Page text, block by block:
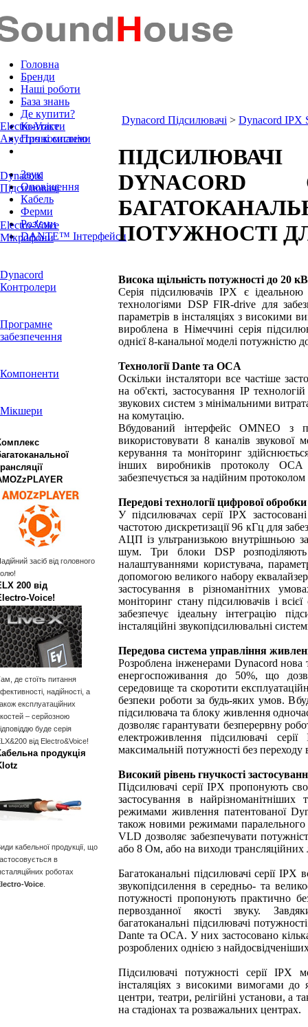
Головна
Бренди
Наші роботи
База знань
Де купити?
Контакти
Про компанію
Звук
Оповіщення
Кабель
Ферми
Роз'єми
DANTE™ Інтерфейси
Electro-Voice
Акустичні системи
Dynacord
Підсилювачі
Electro-Voice
Мікрофони
Dynacord
Контролери
Програмне
забезпечення
Компоненти
Мікшери
засіб від головного
200 від
де стоїть питання
надійності, а
експлуатаційних
– серйозною
буде серія
від Electro&Voice!
продукція
кабельної продукції, що
в
роботах
Voice
Dynacord Підсилювачі > Dynacord IPX
ПОТУЖНОСТІ
Висока щільність потужності до 20
Серія підсилювачів IPX є ідеальною
технологіями DSP FIR-drive для
параметрів в інсталяціях з високими
вироблена в Німеччині серія
однієї 8-канальної моделі потужністю
Технології Dante та OCA
Оскільки інсталятори все частіше
на об'єкті, застосування IP
звукових систем з мінімальними
на комутацію.
Вбудований інтерфейс OMNEO з
використовувати 8 каналів звукової
керування та моніторинг
інших виробників протоколу OCA
забезпечується за надійним
Передові технології цифрової
У підсилювачах серії IPX
частотою дискретизації 96 кГц для
АЦП із ультранизькою внутрішньою
шум. Три блоки DSP розподіляють
налаштуваннями користувача,
допомогою великого набору
застосування в різноманітних
моніторинг стану підсилювачів і
забезпечує ідеальну інтеграцію
інсталяційні звукопідсилювальні
Передова система управління
Розроблена інженерами Dynacord нова
енергоспоживання до 50%, що
середовище та скоротити
безпеки роботи за будь-яких умов.
підсилювача та блоку живлення
дозволяє гарантувати безперервну
електроживлення підсилювачі
максимальній потужності без
Високий рівень гнучкості
Підсилювачі серії IPX пропонують
застосування в найрізноманітніших
режимами живлення патентованої
також новими режимами паралельного
VLD дозволяє забезпечувати
або 8 Ом, або на виходи
Багатоканальні підсилювачі серії
звукопідсилення в середньо- та
потужності пропонують практично
первозданної якості звуку.
багатоканальні підсилювачі
Dante та OCA. У них застосовано
розроблених однією з
Підсилювачі потужності серії IPX
інсталяціях з високими вимогами до
центри, театри, релігійні установи, а
на стадіонах та розважальних центрах.